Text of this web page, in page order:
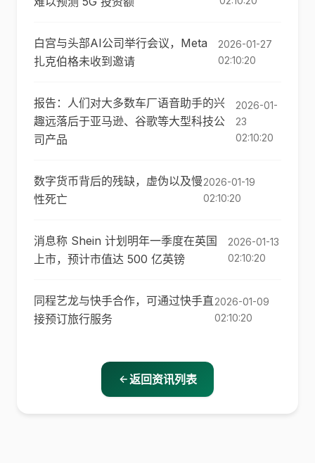
白宫与头部AI公司举行会议，Meta
扎克伯格未收到邀请
2026-01-27
02:10:20
报告：人们对大多数车厂语音助手的兴
趣远落后于亚马逊、谷歌等大型科技公
司产品
2026-01-
23
02:10:20
数字货币背后的残缺，虚伪以及慢
性死亡
2026-01-19
02:10:20
消息称 Shein 计划明年一季度在英国
上市，预计市值达 500 亿英镑
2026-01-13
02:10:20
同程艺龙与快手合作，可通过快手直
接预订旅行服务
2026-01-09
02:10:20
返回资讯列表